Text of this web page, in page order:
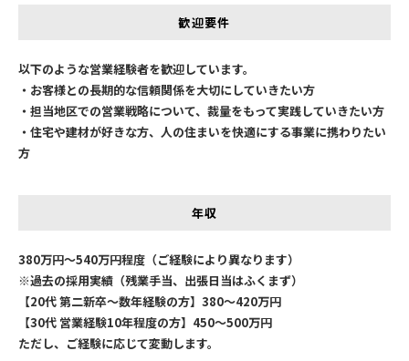
歓迎要件
以下のような営業経験者を歓迎しています。
・お客様との長期的な信頼関係を大切にしていきたい方
・担当地区での営業戦略について、裁量をもって実践していきたい方
・住宅や建材が好きな方、人の住まいを快適にする事業に携わりたい
方
年収
380万円～540万円程度（ご経験により異なります）
※過去の採用実績（残業手当、出張日当はふくまず）
【20代 第二新卒～数年経験の方】380～420万円
【30代 営業経験10年程度の方】450～500万円
ただし、ご経験に応じて変動します。